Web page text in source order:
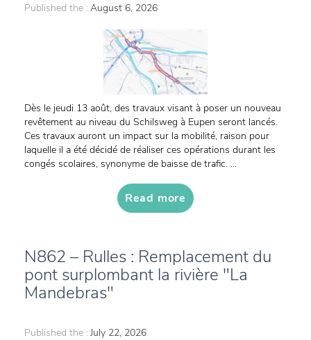
Published the : August 6, 2026
Dès le jeudi 13 août, des travaux visant à poser un nouveau
revêtement au niveau du Schilsweg à Eupen seront lancés.
Ces travaux auront un impact sur la mobilité, raison pour
laquelle il a été décidé de réaliser ces opérations durant les
congés scolaires, synonyme de baisse de trafic. ...
Read more
N862 – Rulles : Remplacement du
pont surplombant la rivière "La
Mandebras"
Published the : July 22, 2026